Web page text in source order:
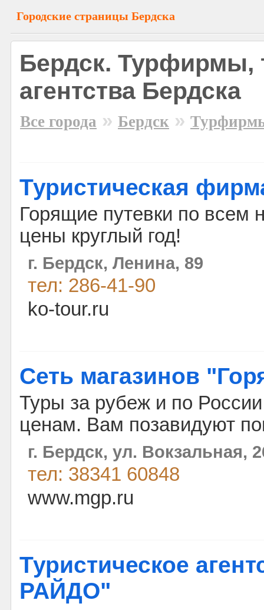
Городские страницы Бердска
Бердск. Турфирмы,
агентства Бердска
Все города » Бердск »
Туристическая
Горящие путевки по всем
цены круглый год!
г. Бердск, Ленина, 89
тел: 286-41-90
ko-tour.ru
Сеть магазинов
Туры за рубеж и по
ценам. Вам позавидуют
г. Бердск, ул. Вокзальная,
тел: 38341 60848
www.mgp.ru
Туристическое
РАЙДО"